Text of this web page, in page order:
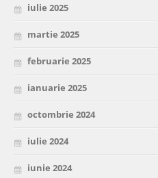
iulie 2025
martie 2025
februarie 2025
ianuarie 2025
octombrie 2024
iulie 2024
iunie 2024